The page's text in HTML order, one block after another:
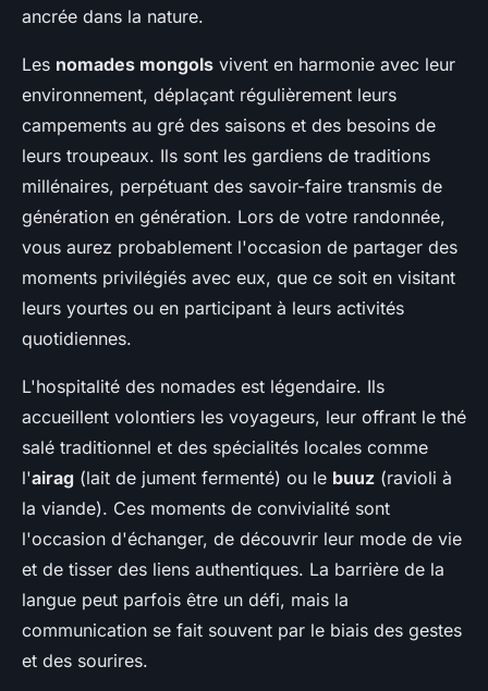
ancrée dans la nature.
Les nomades mongols vivent en harmonie avec leur
environnement, déplaçant régulièrement leurs
campements au gré des saisons et des besoins de
leurs troupeaux. Ils sont les gardiens de traditions
millénaires, perpétuant des savoir-faire transmis de
génération en génération. Lors de votre randonnée,
vous aurez probablement l'occasion de partager des
moments privilégiés avec eux, que ce soit en visitant
leurs yourtes ou en participant à leurs activités
quotidiennes.
L'hospitalité des nomades est légendaire. Ils
accueillent volontiers les voyageurs, leur offrant le thé
salé traditionnel et des spécialités locales comme
l'airag (lait de jument fermenté) ou le buuz (ravioli à
la viande). Ces moments de convivialité sont
l'occasion d'échanger, de découvrir leur mode de vie
et de tisser des liens authentiques. La barrière de la
langue peut parfois être un défi, mais la
communication se fait souvent par le biais des gestes
et des sourires.